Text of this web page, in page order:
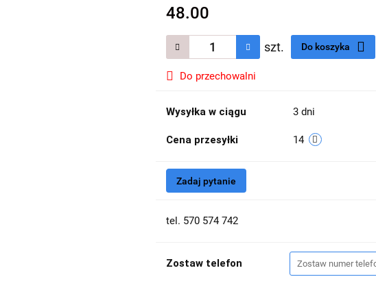
48.00
szt. Do koszyka
Do przechowalni
Wysyłka w ciągu 3 dni
Cena przesyłki 14
Zadaj pytanie
tel. 570 574 742
Zostaw telefon